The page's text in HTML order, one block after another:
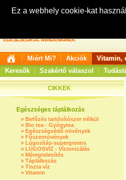
Ez a webhely cookie-kat
Miért Mi? Akciók Vitamin,
Keresők
Szakértő válaszol
CIKKEK
Egészséges táplálkozás
» Befőzés tartósítószer nélkül
» Bio tea - Gyógytea
» Egészségvédő növények
» Fűszernövények
» Lúgosítás-supergreens
» LÚGOSVÍZ - Vízionizálás
» Méregtelenítés
» Táplálkozás
» Tiszta víz
» Vitamin